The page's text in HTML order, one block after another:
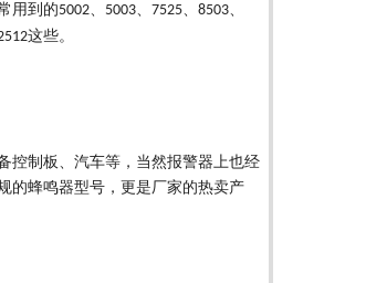
用到的5002、 5003、 7525、 8503、
这些。
控制板、汽车等，当然报警器上也经
的蜂鸣器型号，更是厂家的热卖产